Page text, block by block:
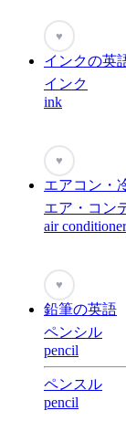
♥
インクの英
インク
ink
♥
エアコン・
エア・コン
air conditioner
♥
鉛筆の英語
ペンシル
pencil
ペンスル
pencil